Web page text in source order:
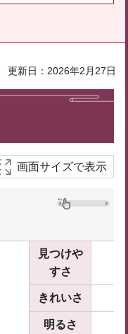
更新日：2026年2月27日
画面サイズで表示
見つけや
すさ
きれいさ
明るさ